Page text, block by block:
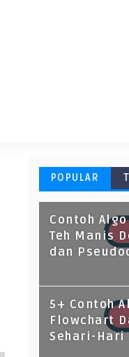
POPULAR
Contoh
Teh Manis
dan
5+ Contoh
Flowchart
Sehari-Hari